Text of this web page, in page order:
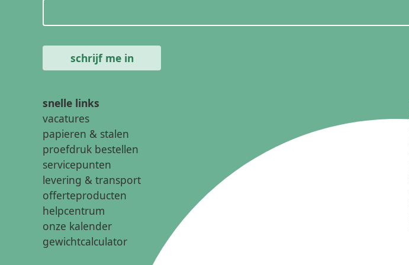
snelle links
vacatures
papieren & stalen
proefdruk bestellen
servicepunten
levering & transport
offerteproducten
helpcentrum
onze kalender
gewichtcalculator